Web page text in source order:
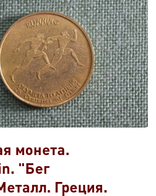
монета.
"Бег
Греция.